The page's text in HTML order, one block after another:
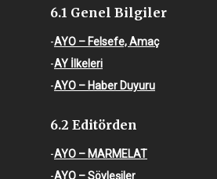
6.1 Genel Bilgiler
-AYO – Felsefe, Amaç
-AY İlkeleri
-AYO – Haber Duyuru
6.2 Editörden
-AYO – MARMELAT
-AYO – Söyleşiler